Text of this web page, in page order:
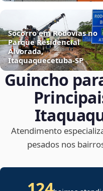
Socorro em Rodovias no
Parque Residencial
Alvorada,
Itaquaquecetuba‑SP
Guincho
Atendimento
pesados nos